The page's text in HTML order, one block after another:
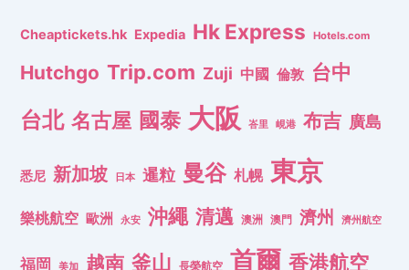
Cheaptickets.hk Expedia Hk Express Hotels.com
Hutchgo Trip.com Zuji 中國 倫敦 台中
台北 名古屋 國泰 大阪 峇里 峴港 布吉 廣島
悉尼 新加坡 日本 暹粒 曼谷 札幌 東京
樂桃航空 歐洲 永安 沖繩 清邁 澳洲 澳門 濟州 濟州航空
福岡 美加 越南 釜山 長榮航空 首爾 香港航空